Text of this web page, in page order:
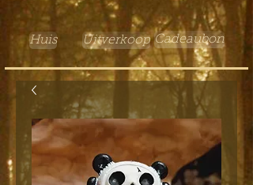
Huis Uitverkoop Cadeaubon